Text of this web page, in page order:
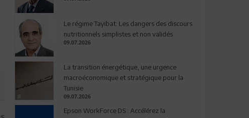
Le régime Tayibat: Les dangers des discours
nutritionnels simplistes et non validés
09.07.2026
La transition énergétique, une urgence
macroéconomique et stratégique pour la
Tunisie
09.07.2026
Epson WorkForce DS : Accélérez la